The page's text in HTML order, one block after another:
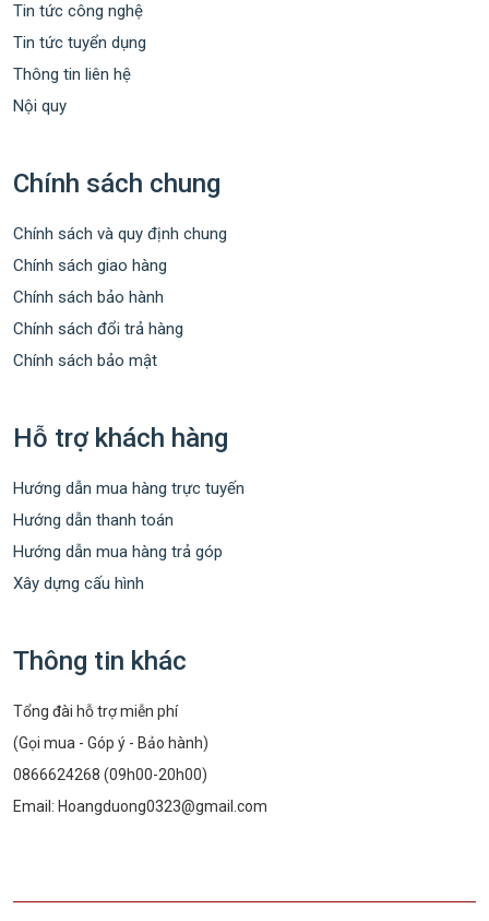
Tin tức công nghệ
Tin tức tuyển dụng
Thông tin liên hệ
Nội quy
Chính sách chung
Chính sách và quy định chung
Chính sách giao hàng
Chính sách bảo hành
Chính sách đổi trả hàng
Chính sách bảo mật
Hỗ trợ khách hàng
Hướng dẫn mua hàng trực tuyến
Hướng dẫn thanh toán
Hướng dẫn mua hàng trả góp
Xây dựng cấu hình
Thông tin khác
Tổng đài hỗ trợ miễn phí
(Gọi mua - Góp ý - Bảo hành)
0866624268 (09h00-20h00)
Email: Hoangduong0323@gmail.com